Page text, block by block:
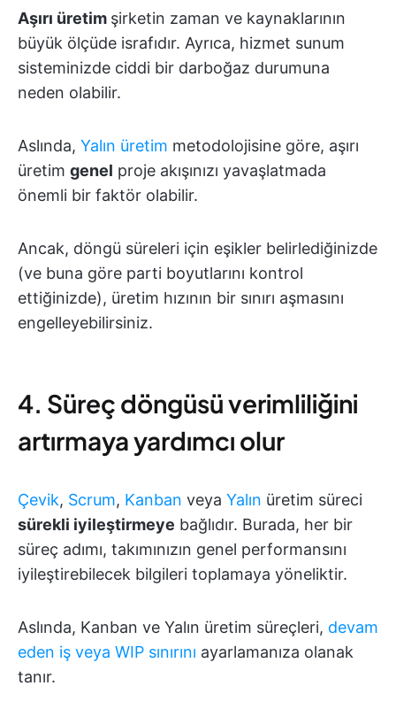
Aşırı üretim şirketin zaman ve kaynaklarının
büyük ölçüde israfıdır. Ayrıca, hizmet sunum
sisteminizde ciddi bir darboğaz durumuna
neden olabilir.
Aslında, Yalın üretim metodolojisine göre, aşırı
üretim genel proje akışınızı yavaşlatmada
önemli bir faktör olabilir.
Ancak, döngü süreleri için eşikler belirlediğinizde
(ve buna göre parti boyutlarını kontrol
ettiğinizde), üretim hızının bir sınırı aşmasını
engelleyebilirsiniz.
4. Süreç döngüsü verimliliğini
artırmaya yardımcı olur
Çevik, Scrum, Kanban veya Yalın üretim süreci
sürekli iyileştirmeye bağlıdır. Burada, her bir
süreç adımı, takımınızın genel performansını
iyileştirebilecek bilgileri toplamaya yöneliktir.
Aslında, Kanban ve Yalın üretim süreçleri, devam
eden iş veya WIP sınırını ayarlamanıza olanak
tanır.